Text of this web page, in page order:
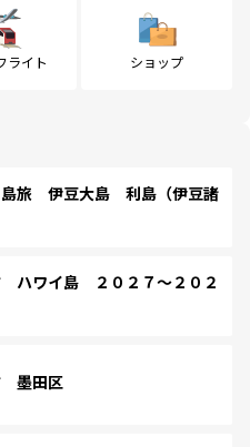
ライト ショップ
旅 伊豆大島 利島（伊豆諸
ハワイ島 ２０２７～２０２
墨田区